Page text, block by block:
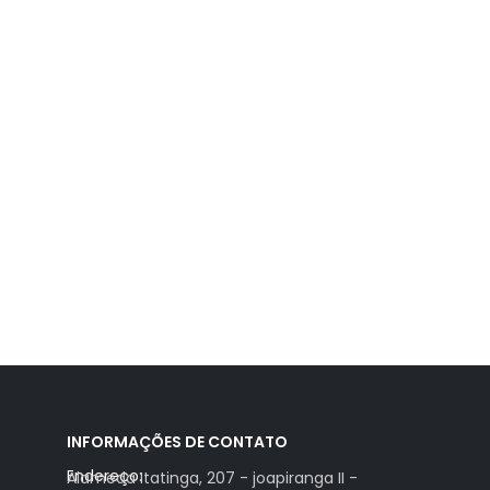
INFORMAÇÕES DE CONTATO
Endereço:
Alameda Itatinga, 207 - joapiranga II -